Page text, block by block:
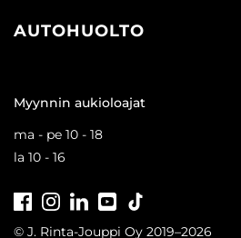
AUTOHUOLTO
Myynnin aukioloajat
ma - pe 10 - 18
la 10 - 16
FacebookInstagramLinkedInYoutube
© J. Rinta-Jouppi Oy 2019–2026